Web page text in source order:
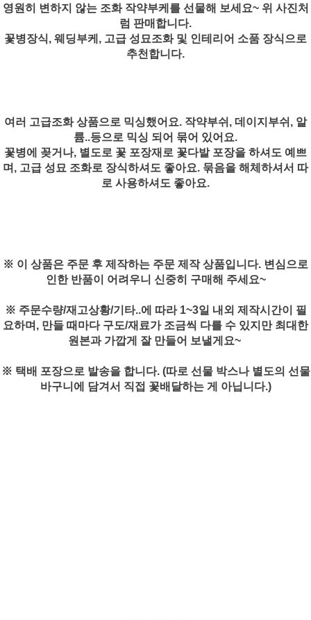
영원히 변하지 않는 조화 작약부케를 선물해 보세요~ 위 사진처
럼 판매합니다.
꽃병장식, 웨딩부케, 고급 성묘조화 및 인테리어 소품 장식으로
추천합니다.
여러 고급조화 상품으로 믹싱했어요. 작약부쉬, 데이지부쉬, 알
륨..등으로 믹싱 되어 묶어 있어요.
꽃병에 꽂거나, 별도로 꽃 포장재로 꽃다발 포장을 하셔도 예쁘
며, 고급 성묘 조화로 장식하셔도 좋아요. 묶음을 해체하셔서 따
로 사용하셔도 좋아요.
※ 이 상품은 주문 후 제작하는 주문 제작 상품입니다. 변심으로
인한 반품이 어려우니 신중히 구매해 주세요~
※ 주문수량/재고상황/기타..에 따라 1~3일 내외 제작시간이 필
요하며, 만들 때마다 구도/재료가 조금씩 다를 수 있지만 최대한
원본과 가깝게 잘 만들어 보낼게요~
※ 택배 포장으로 발송을 합니다. (따로 선물 박스나 별도의 선물
바구니에 담겨서 직접 꽃배달하는 게 아닙니다.)